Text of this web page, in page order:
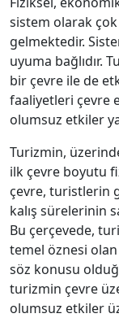
sistem olarak
gelmektedir.
uyuma bağlıdır.
bir çevre ile de
faaliyetleri çevre
olumsuz etkiler
Turizmin,
ilk çevre boyutu
çevre, turistlerin
kalış sürelerinin
Bu çerçevede,
temel öznesi
söz konusu
turizmin çevre
olumsuz etkiler